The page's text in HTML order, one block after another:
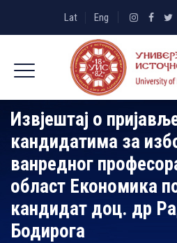
Lat Eng
Извјештај о
кандидатима за
ванредног
област Економика
кандидат доц. др
Бодирога